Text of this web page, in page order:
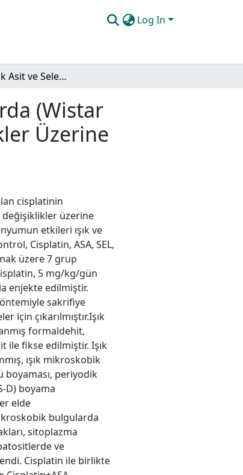
Log In
Asetilsalisilik Asit ve Selenyum'un, Ratlarda (Wistar Albino) Cisplatin ile İndüklenmiş Histolojik Değişiklikler Üzerine Etkilerinin İnce Yapı Düzeyinde Araştırılması
(Wistar
Üzerine
cisplatinin
üzerine
etkileri ışık ve
Cisplatin, ASA, SEL,
üzere 7 grup
5 mg/kg/gün
enjekte edilmiştir.
sakrifiye
için çıkarılmıştır.Işık
formaldehit,
ile fikse edilmiştir. Işık
ışık mikroskobik
periyodik
D) boyama
elde
bulgularda
sitoplazma
ve
Cisplatin ile birlikte